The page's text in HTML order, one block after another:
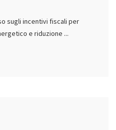
sugli incentivi fiscali per
e riduzione ...